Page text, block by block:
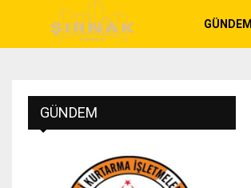
GÜNDEM
GÜNDEM